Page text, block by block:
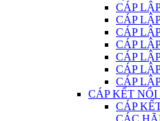
CÁP
CÁP
CÁP
CÁP
CÁP
CÁP
CÁP
CÁP KẾT
CÁP
CÁC